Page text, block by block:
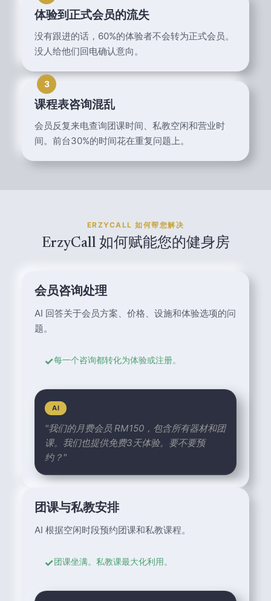
体验到正式会员的流失
没有跟进的话，60%的体验者不会转为正式会员。
没人给他们回电确认意向。
3
课程表咨询混乱
会员反复来电查询团课时间、私教空闲和营业时
间。前台30%的时间花在重复问题上。
ERZYCALL 如何帮您解决
ErzyCall 如何赋能您的健身房
会员咨询处理
AI 回答关于会员方案、价格、设施和体验选项的问
题。
✓每一个咨询都转化为体验或注册。
AI
"我们的月费会员 RM150，包含所有器材和团
课。我们也提供免费3天体验。要不要预
约？"
团课与私教安排
AI 根据空闲时段预约团课和私教课程。
✓团课坐满。私教课最大化利用。